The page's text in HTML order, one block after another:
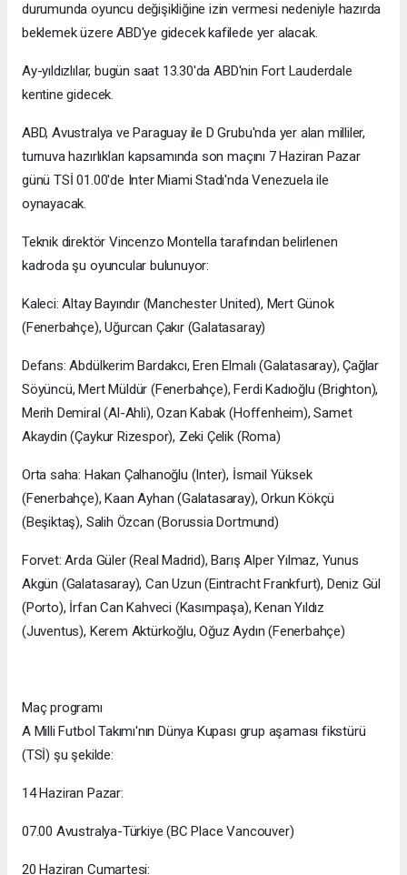
durumunda oyuncu değişikliğine izin vermesi nedeniyle hazırda
beklemek üzere ABD'ye gidecek kafilede yer alacak.
Ay-yıldızlılar, bugün saat 13.30'da ABD'nin Fort Lauderdale
kentine gidecek.
ABD, Avustralya ve Paraguay ile D Grubu'nda yer alan milliler,
turnuva hazırlıkları kapsamında son maçını 7 Haziran Pazar
günü TSİ 01.00'de Inter Miami Stadı'nda Venezuela ile
oynayacak.
Teknik direktör Vincenzo Montella tarafından belirlenen
kadroda şu oyuncular bulunuyor:
Kaleci: Altay Bayındır (Manchester United), Mert Günok
(Fenerbahçe), Uğurcan Çakır (Galatasaray)
Defans: Abdülkerim Bardakcı, Eren Elmalı (Galatasaray), Çağlar
Söyüncü, Mert Müldür (Fenerbahçe), Ferdi Kadıoğlu (Brighton),
Merih Demiral (Al-Ahli), Ozan Kabak (Hoffenheim), Samet
Akaydin (Çaykur Rizespor), Zeki Çelik (Roma)
Orta saha: Hakan Çalhanoğlu (Inter), İsmail Yüksek
(Fenerbahçe), Kaan Ayhan (Galatasaray), Orkun Kökçü
(Beşiktaş), Salih Özcan (Borussia Dortmund)
Forvet: Arda Güler (Real Madrid), Barış Alper Yılmaz, Yunus
Akgün (Galatasaray), Can Uzun (Eintracht Frankfurt), Deniz Gül
(Porto), İrfan Can Kahveci (Kasımpaşa), Kenan Yıldız
(Juventus), Kerem Aktürkoğlu, Oğuz Aydın (Fenerbahçe)
Maç programı
A Milli Futbol Takımı'nın Dünya Kupası grup aşaması fikstürü
(TSİ) şu şekilde:
14 Haziran Pazar:
07.00 Avustralya-Türkiye (BC Place Vancouver)
20 Haziran Cumartesi: